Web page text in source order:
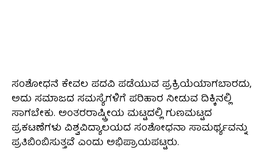
ಸಂಶೋಧನೆ ಕೇವಲ ಪದವಿ ಪಡೆಯುವ ಪ್ರಕ್ರಿಯೆಯಾಗಬಾರದು,
ಅದು ಸಮಾಜದ ಸಮಸ್ಯೆಗಳಿಗೆ ಪರಿಹಾರ ನೀಡುವ ದಿಕ್ಕಿನಲ್ಲಿ
ಸಾಗಬೇಕು. ಅಂತರರಾಷ್ಟ್ರೀಯ ಮಟ್ಟದಲ್ಲಿ ಗುಣಮಟ್ಟದ
ಪ್ರಕಟಣೆಗಳು ವಿಶ್ವವಿದ್ಯಾಲಯದ ಸಂಶೋಧನಾ ಸಾಮರ್ಥ್ಯವನ್ನು
ಪ್ರತಿಬಿಂಬಿಸುತ್ತವೆ ಎಂದು ಅಭಿಪ್ರಾಯಪಟ್ಟರು.